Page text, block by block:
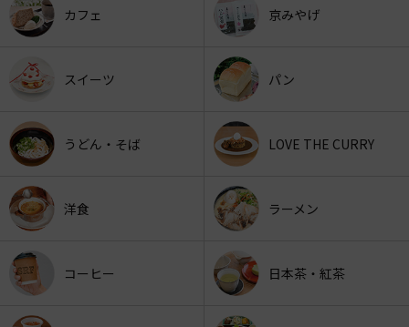
カフェ 京みやげ
スイーツ パン
うどん・そば LOVE THE CURRY
洋食 ラーメン
コーヒー 日本茶・紅茶